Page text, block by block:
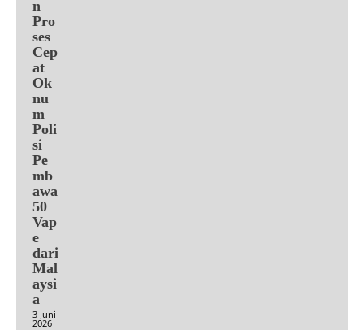
n
Pro
ses
Cep
at
Ok
nu
m
Poli
si
Pe
mb
awa
50
Vap
e
dari
Mal
aysi
a
3 Juni
2026